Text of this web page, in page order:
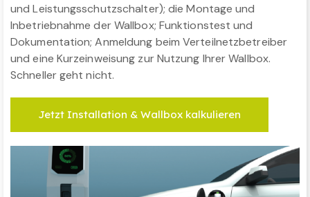
und Leistungsschutzschalter); die Montage und
Inbetriebnahme der Wallbox; Funktionstest und
Dokumentation; Anmeldung beim Verteilnetzbetreiber
und eine Kurzeinweisung zur Nutzung Ihrer Wallbox.
Schneller geht nicht.
Jetzt Installation & Wallbox kalkulieren